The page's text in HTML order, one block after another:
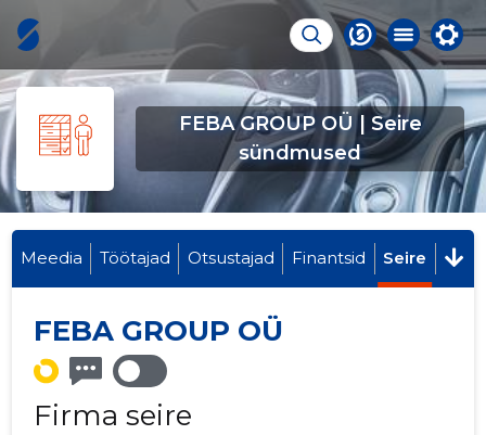
FEBA GROUP OÜ | Seire
sündmused
Meedia Töötajad Otsustajad Finantsid Seire
FEBA GROUP OÜ
Firma seire